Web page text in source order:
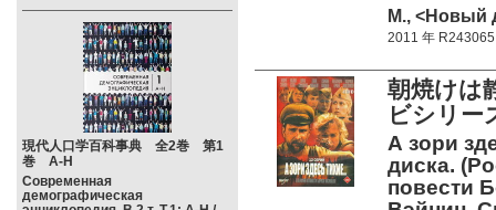
現代人口学百科事典 全2巻 第1
巻 А-Н
Современная
демографическая
М., <Новый
2011 年 R243065
朝焼け
ビシリ
А зори
диска.
повести